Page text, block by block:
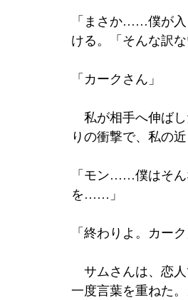
「まさか……僕が
ける。「そんな訳
「カークさん」
私が相手へ伸ばし
りの衝撃で、私の
「モン……僕はそ
を……」
「終わりよ。カーク
サムさんは、恋人
一度言葉を重ねた